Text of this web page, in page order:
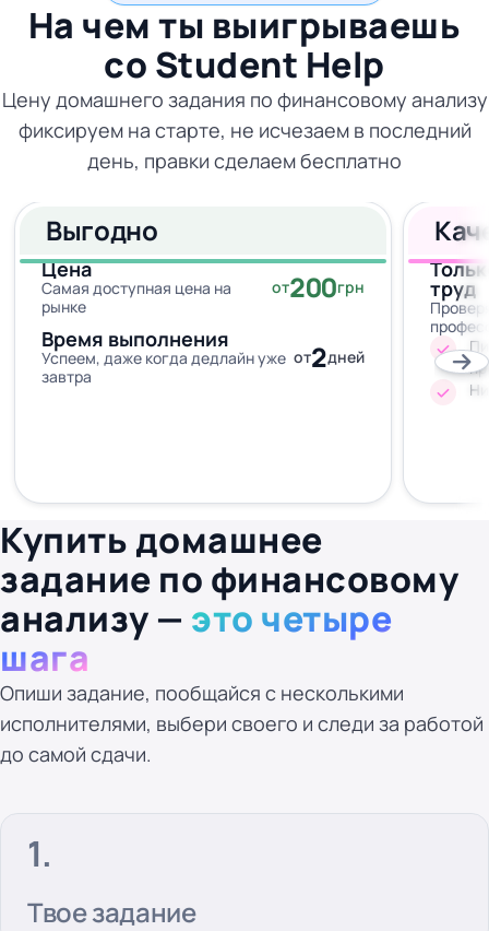
На чем ты выигрываешь
со Student Help
Цену домашнего задания по финансовому анализу
фиксируем на старте, не исчезаем в последний
день, правки сделаем бесплатно
Выгодно
Цена
Самая доступная цена на
рынке
от200грн
Время выполнения
Успеем, даже когда дедлайн уже
завтра
от2дней
труд
Купить домашнее
задание по финансовому
анализу — это четыре
шага
Опиши задание, пообщайся с несколькими
исполнителями, выбери своего и следи за работой
до самой сдачи.
Твое задание